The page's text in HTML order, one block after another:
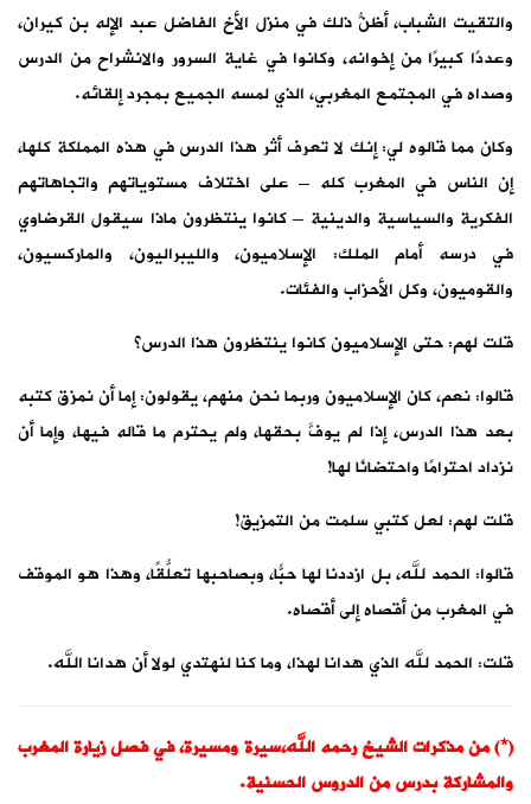
والتقيت الشباب، أظنُّ ذلك في منزل الأخ الفاضل عبد الإله بن كيران،
وعددًا كبيرًا من إخوانه، وكانوا في غاية السرور والانشراح من الدرس
وصداه في المجتمع المغربي، الذي لمسه الجميع بمجرد إلقائه.
وكان مما قالوه لي: إنك لا تعرف أثر هذا الدرس في هذه المملكة كلها،
إن الناس في المغرب كله – على اختلاف مستوياتهم واتجاهاتهم
الفكرية والسياسية والدينية – كانوا ينتظرون ماذا سيقول القرضاوي
في درسه أمام الملك: الإسلاميون، والليبراليون، والماركسيون،
والقوميون، وكل الأحزاب والفئات.
قلت لهم: حتى الإسلاميون كانوا ينتظرون هذا الدرس؟
قالوا: نعم، كان الإسلاميون وربما نحن منهم، يقولون: إما أن نمزق كتبه
بعد هذا الدرس، إذا لم يوفَّ بحقها، ولم يحترم ما قاله فيها، وإما أن
نزداد احترامًا واحتضانًا لها!
قلت لهم: لعل كتبي سلمت من التمزيق!
قالوا: الحمد لله، بل ازددنا لها حبًّا، وبصاحبها تعلُّقًا، وهذا هو الموقف
في المغرب من أقصاه إلى أقصاه.
قلت: الحمد لله الذي هدانا لهذا، وما كنا لنهتدي لولا أن هدانا الله.
(*) من مذكرات الشيخ رحمه الله،سيرة ومسيرة، في فصل زيارة المغرب
والمشاركة بدرس من الدروس الحسنية.